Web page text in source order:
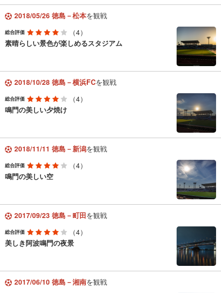
2018/05/26 徳島－松本を観戦
総合評価
（4）
素晴らしい景色が楽しめるスタジアム
2018/10/28 徳島－横浜FCを観戦
総合評価
（4）
鳴門の美しい夕焼け
2018/11/11 徳島－新潟を観戦
総合評価
（4）
鳴門の美しい空
2017/09/23 徳島－町田を観戦
総合評価
（4）
美しき阿波鳴門の夜景
2017/06/10 徳島－湘南を観戦